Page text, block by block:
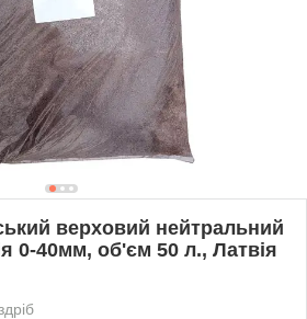
верховий нейтральний
0-40мм, об'єм 50 л., Латвія